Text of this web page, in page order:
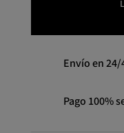
Envío en
Pago 100%